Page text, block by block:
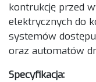
kontrukcję przed
elektrycznych do
systemów
oraz automatów
Specyfikacja: